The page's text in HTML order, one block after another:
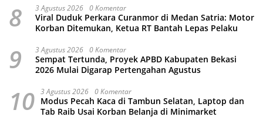
8 3 Agustus 2026 0 Komentar
Viral Duduk Perkara Curanmor di Medan Satria: Motor
Korban Ditemukan, Ketua RT Bantah Lepas Pelaku
9 3 Agustus 2026 0 Komentar
Sempat Tertunda, Proyek APBD Kabupaten Bekasi
2026 Mulai Digarap Pertengahan Agustus
10 3 Agustus 2026 0 Komentar
Modus Pecah Kaca di Tambun Selatan, Laptop dan
Tab Raib Usai Korban Belanja di Minimarket